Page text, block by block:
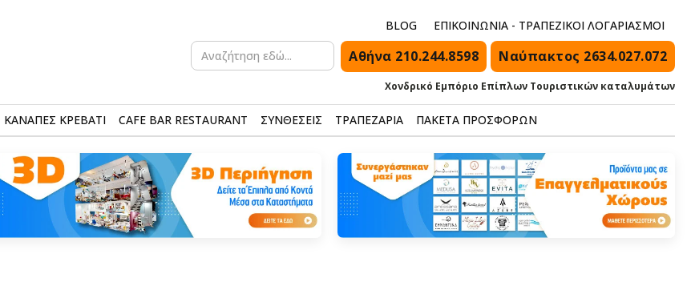
Search
for:
BLOG ΕΠΙΚΟΙΝΩΝΙΑ - ΤΡΑΠΕΖΙΚΟΙ ΛΟΓΑΡΙΑΣΜΟΙ
Αθήνα 210.244.8598 Ναύπακτος 2634.027.072
Χονδρικό Εμπόριο Επίπλων Τουριστικών καταλυμάτων
ΚΑΝΑΠΕΣ ΚΡΕΒΑΤΙ CAFE BAR RESTAURANT ΣΥΝΘΕΣΕΙΣ ΤΡΑΠΕΖΑΡΙΑ ΠΑΚΕΤΑ ΠΡΟΣΦΟΡΩΝ